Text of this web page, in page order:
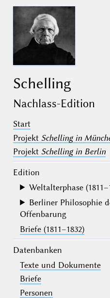
Schelling
Nachlass-Edition
Start
Projekt Schelling in
Projekt Schelling in Berlin
Edition
Weltalterphase
Berliner Philosophie
Offenbarung
Briefe (1811–1832)
Datenbanken
Texte und Dokumente
Briefe
Personen